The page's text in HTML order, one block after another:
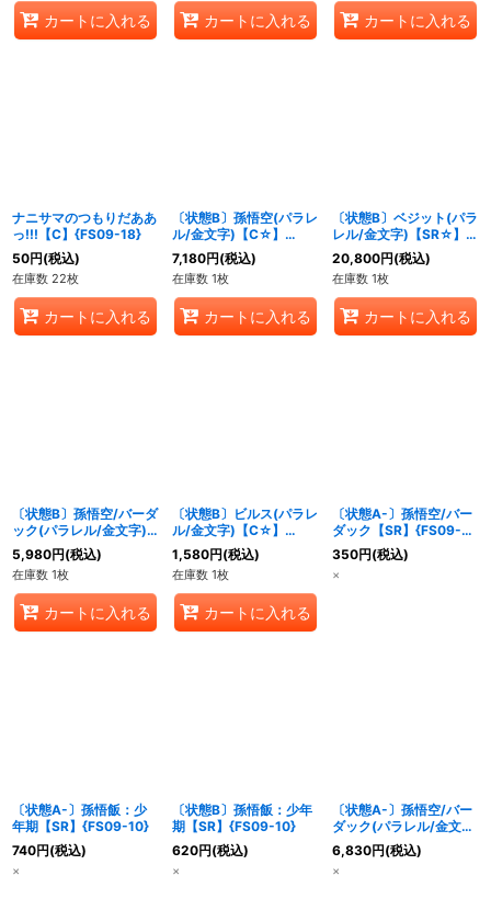
カートに入れる カートに入れる カートに入れる
ナニサマのつもりだああ
っ!!!【C】{FS09-18}
50円(税込)
在庫数 22枚
カートに入れる
〔状態B〕孫悟空(パラレ
ル/金文字)【C☆】
{FS09-06}
7,180円(税込)
在庫数 1枚
カートに入れる
〔状態B〕ベジット(パラ
レル/金文字)【SR☆】
{FS09-16}
20,800円(税込)
在庫数 1枚
カートに入れる
〔状態B〕孫悟空/バーダ
ック(パラレル/金文字)
【SR☆】{FS09-08}
5,980円(税込)
在庫数 1枚
カートに入れる
〔状態B〕ビルス(パラレ
ル/金文字)【C☆】
{FS09-13}
1,580円(税込)
在庫数 1枚
カートに入れる
〔状態A-〕孫悟空/バー
ダック【SR】{FS09-
08}
350円(税込)
×
〔状態A-〕孫悟飯：少
年期【SR】{FS09-10}
740円(税込)
×
〔状態B〕孫悟飯：少年
期【SR】{FS09-10}
620円(税込)
×
〔状態A-〕孫悟空/バー
ダック(パラレル/金文
字)【SR☆】{FS09-08}
6,830円(税込)
×